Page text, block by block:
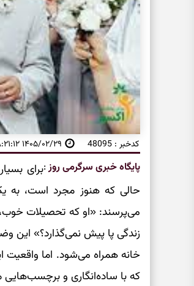
کدخبر : 48095 ۱۴۰۵/۰۲/۲۹ ۱۸:۲۱:۱۲
پایگاه خبری سرگرمی روز:
حالی که هنوز مجرد است، به
می‌پرسند: «او که تحصیلات
زندگی پا پیش نمی‌گذارد؟»
خانه همراه می‌شود. اما
که با ساده‌انگاری و